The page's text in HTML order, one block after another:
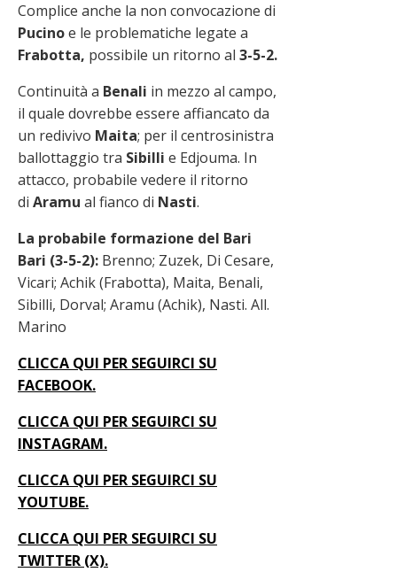
Complice anche la non convocazione di
Pucinoe le problematiche legate a
Frabotta, possibile un ritorno al 3-5-2.
Continuità a Benali in mezzo al campo,
il quale dovrebbe essere affiancato da
un redivivo Maita; per il centrosinistra
ballottaggio tra Sibilli e Edjouma. In
attacco, probabile vedere il ritorno
di Aramu al fianco di Nasti.
La probabile formazione del Bari
Bari (3-5-2): Brenno; Zuzek, Di Cesare,
Vicari; Achik (Frabotta), Maita, Benali,
Sibilli, Dorval; Aramu (Achik), Nasti. All.
Marino
CLICCA QUI PER SEGUIRCI SU
FACEBOOK.
CLICCA QUI PER SEGUIRCI SU
INSTAGRAM.
CLICCA QUI PER SEGUIRCI SU
YOUTUBE.
CLICCA QUI PER SEGUIRCI SU
TWITTER (X).